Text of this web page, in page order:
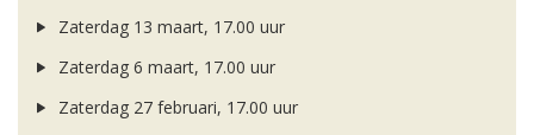
Zaterdag 13 maart, 17.00 uur
Zaterdag 6 maart, 17.00 uur
Zaterdag 27 februari, 17.00 uur